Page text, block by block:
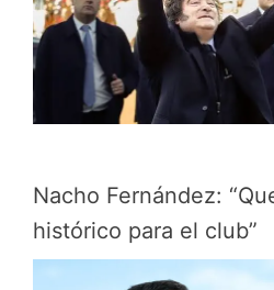
Nacho Fernández:
histórico para el club”